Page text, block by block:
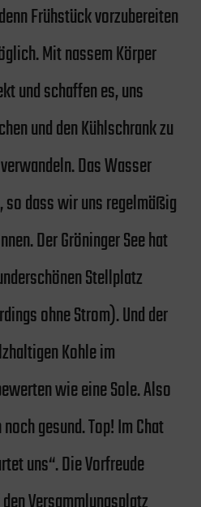
Frühstück vorzubereiten
Mit nassem Körper
und schaffen es, uns
und den Kühlschrank zu
Das Wasser
so dass wir uns regelmäßig
Der Gröninger See hat
Stellplatz
ohne Strom). Und der
Kohle im
wie eine Sole. Also
gesund. Top! Im Chat
uns“. Die Vorfreude